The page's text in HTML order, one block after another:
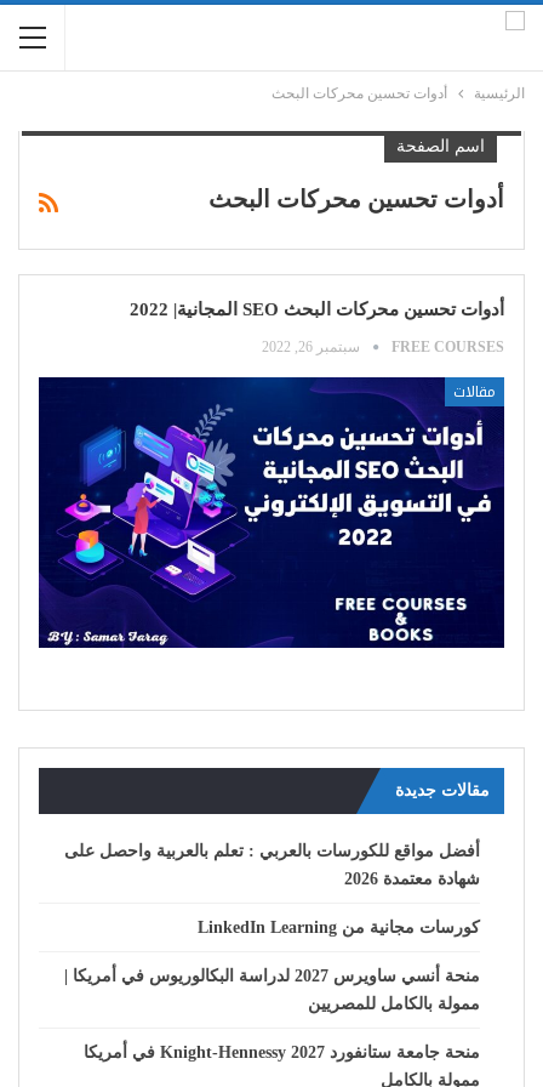
الرئيسية أدوات تحسين محركات البحث
اسم الصفحة
أدوات تحسين محركات البحث
أدوات تحسين محركات البحث SEO المجانية| 2022
FREE COURSES سبتمبر 26, 2022
مقالات
مقالات جديدة
أفضل مواقع للكورسات بالعربي : تعلم بالعربية واحصل على
شهادة معتمدة 2026
كورسات مجانية من LinkedIn Learning
منحة أنسي ساويرس 2027 لدراسة البكالوريوس في أمريكا |
ممولة بالكامل للمصريين
منحة جامعة ستانفورد Knight-Hennessy 2027 في أمريكا
ممولة بالكامل